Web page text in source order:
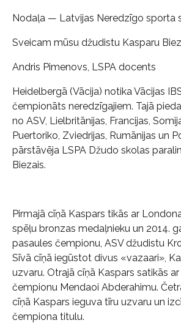
Nodaļa — Latvijas Neredzīgo sporta
Sveicam mūsu džudistu Kasparu
Andris Pimenovs, LSPA docents
Heidelbergā (Vācija) notika Vācijas
čempionāts neredzīgajiem. Tajā
no ASV, Lielbritānijas, Francijas,
Puertoriko, Zviedrijas, Rumānijas un
pārstāvēja LSPA Džudo skolas
Biezais.
Pirmajā cīņā Kaspars tikās ar
spēļu bronzas medaļnieku un 2014.
pasaules čempionu, ASV džudistu
Sīvā cīņā iegūstot divus «vazaari»,
uzvaru. Otrajā cīņā Kaspars satikās ar
čempionu Mendaoi Abderahimu.
cīņā Kaspars ieguva tīru uzvaru un
čempiona titulu.